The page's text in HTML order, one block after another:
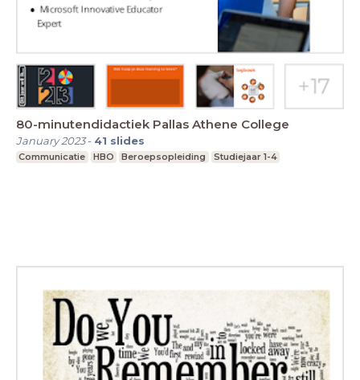
80-minutendidactiek Pallas Athene College
January 2023- 41 slides
Communicatie HBO Beroepsopleiding Studiejaar 1-4